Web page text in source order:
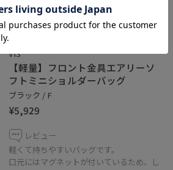
VIS
【軽量】フロント金具エアリーソ
フトミニショルダーバッグ
ブラック / F
¥5,929
レビュー
軽くて持ちやすいバッグです。
口元にはマグネットが付いているため、し